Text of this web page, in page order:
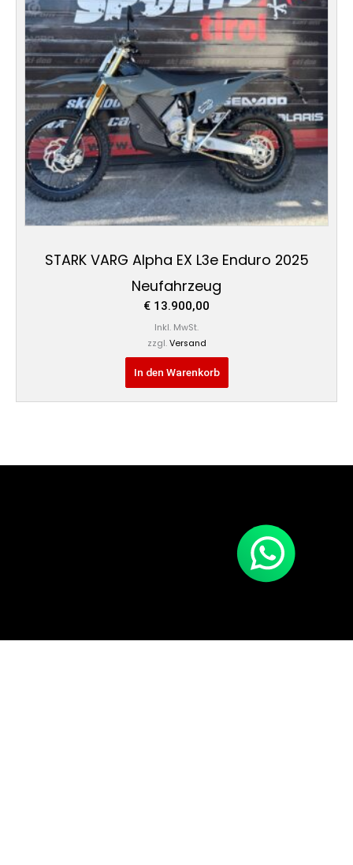
STARK VARG Alpha EX L3e Enduro 2025
Neufahrzeug
€ 13.900,00
Inkl. MwSt.
zzgl. Versand
In den Warenkorb